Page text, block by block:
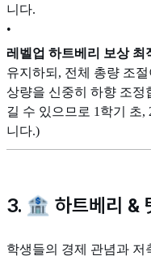
니다.
•
레벨업 하트베리 보상 최
유지하되, 전체 총량 조
상량을 신중히 하향 조
길 수 있으므로 1학기 초
니다.)
3. 🏦 하트베리 &
학생들의 경제 관념과 저